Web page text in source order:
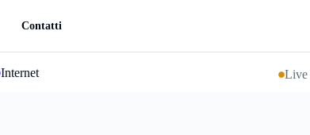
Contatti
Internet Live